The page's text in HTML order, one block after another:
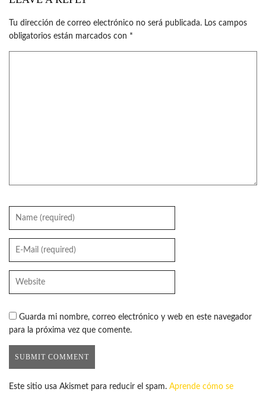
Tu dirección de correo electrónico no será publicada. Los campos
obligatorios están marcados con *
Guarda mi nombre, correo electrónico y web en este navegador
para la próxima vez que comente.
Este sitio usa Akismet para reducir el spam. Aprende cómo se